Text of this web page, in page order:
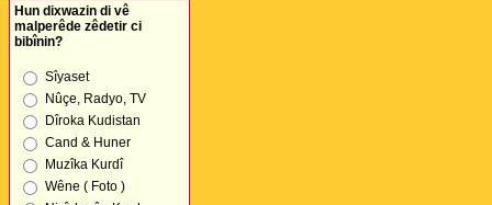
Hun dixwazin di vê
malperêde zêdetir ci
bibînin?
Sîyaset
Nûçe, Radyo, TV
Dîroka Kudistan
Cand & Huner
Muzîka Kurdî
Wêne ( Foto )